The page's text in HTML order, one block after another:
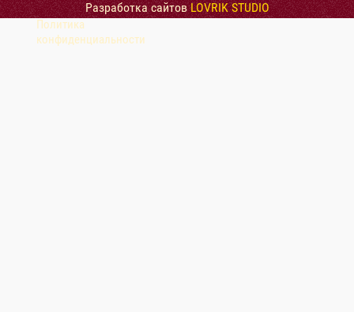
Политика
конфиденциальности
Разработка сайтовLOVRIK STUDIO